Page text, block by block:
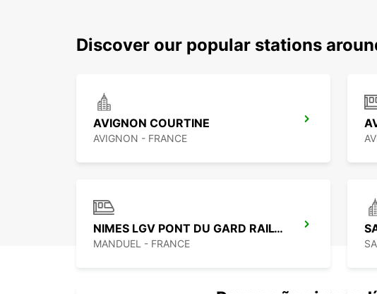
Discover our popular stations
AVIGNON COURTINE
AVIGNON - FRANCE
NIMES LGV PONT DU GARD RAILWAY STATION
MANDUEL - FRANCE